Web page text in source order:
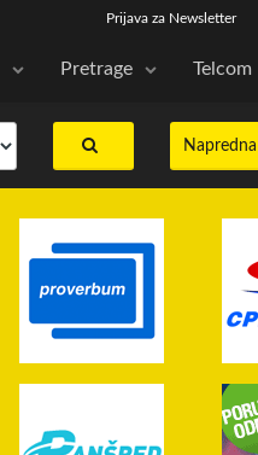
Prijava za Newsletter
Pretrage Telcom